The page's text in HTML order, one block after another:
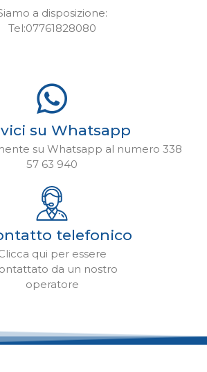
a disposizione:
Tel:07761828080
su Whatsapp
su Whatsapp al numero 338
57 63 940
telefonico
qui per essere
da un nostro
operatore